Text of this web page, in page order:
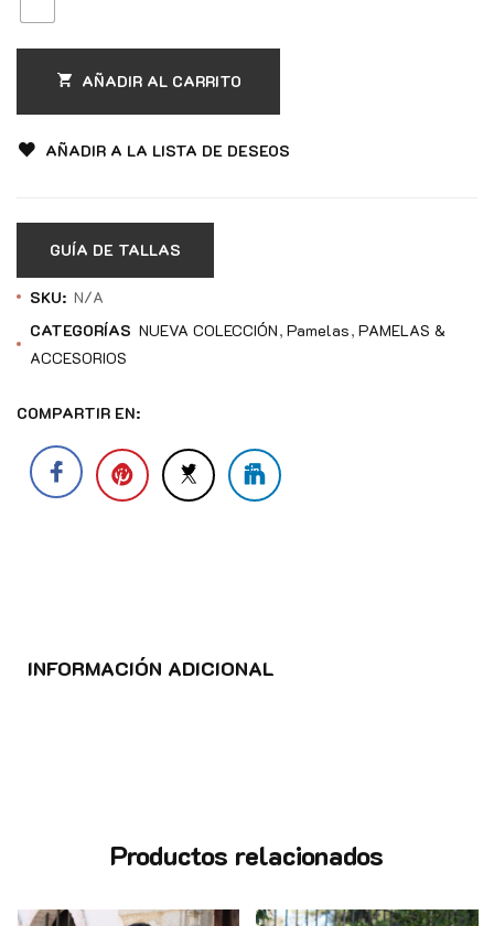
AÑADIR AL CARRITO
AÑADIR A LA LISTA DE DESEOS
GUÍA DE TALLAS
SKU: N/A
CATEGORÍAS NUEVA COLECCIÓN Pamelas PAMELAS &
ACCESORIOS
COMPARTIR EN:
INFORMACIÓN ADICIONAL
Productos relacionados